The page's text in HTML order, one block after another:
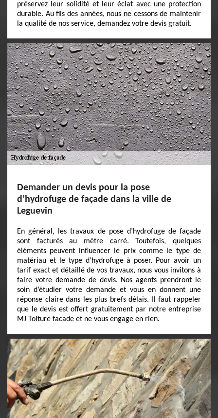
préservez leur solidité et leur éclat avec une protection
durable. Au fils des années, nous ne cessons de maintenir
la qualité de nos service, demandez votre devis gratuit.
Demander un devis pour la pose
d’hydrofuge de façade dans la ville de
Leguevin
En général, les travaux de pose d’hydrofuge de façade
sont facturés au mètre carré. Toutefois, quelques
éléments peuvent influencer le prix comme le type de
matériau et le type d’hydrofuge à poser. Pour avoir un
tarif exact et détaillé de vos travaux, nous vous invitons à
faire votre demande de devis. Nos agents prendront le
soin d’étudier votre demande et vous en donnent une
réponse claire dans les plus brefs délais. Il faut rappeler
que le devis est offert gratuitement par notre entreprise
MJ Toiture facade et ne vous engage en rien.